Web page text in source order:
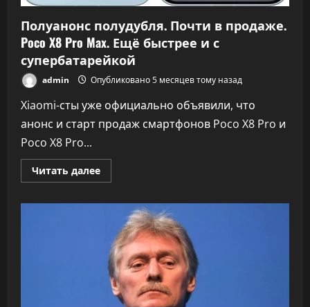
Полуанонс полудубля. Почти в продаже.
Poco X8 Pro Max. Ещё быстрее и с
супербатарейкой
admin Опубликовано 5 месяцев тому назад
Xiaomi-сты уже официально объявили, что
анонс и старт продаж смартфонов Poco X8 Pro и
Poco X8 Pro...
Читать далееПрочитать
больше
полудубля.
Почти
продаже.
Poco
X8
Pro
Max.
Ещё
быстрее